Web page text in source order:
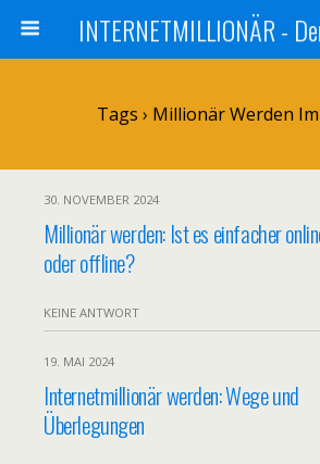
Tags › Millionär Werden
30. NOVEMBER 2024
Millionär werden: Ist es einfacher
oder offline?
KEINE ANTWORT
19. MAI 2024
Internetmillionär werden: Wege und
Überlegungen